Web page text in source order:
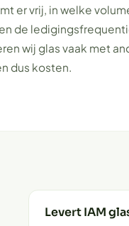
er vrij, in welke
de
wij glas vaak met
dus kosten.
Levert IAM